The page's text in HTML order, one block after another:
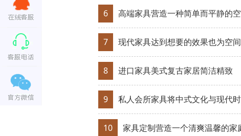
6 高端家具营造一种简单而平静的
7 现代家具达到想要的效果也为空
8 进口家具美式复古家居简洁精致
9 私人会所家具将中式文化与现代
10 家具定制营造一个清爽温馨的家